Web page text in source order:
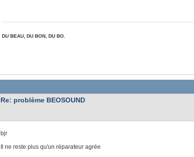
DU BEAU, DU BON, DU BO.
Re: problème BEOSOUND
bjr
Il ne reste plus qu'un réparateur agrée